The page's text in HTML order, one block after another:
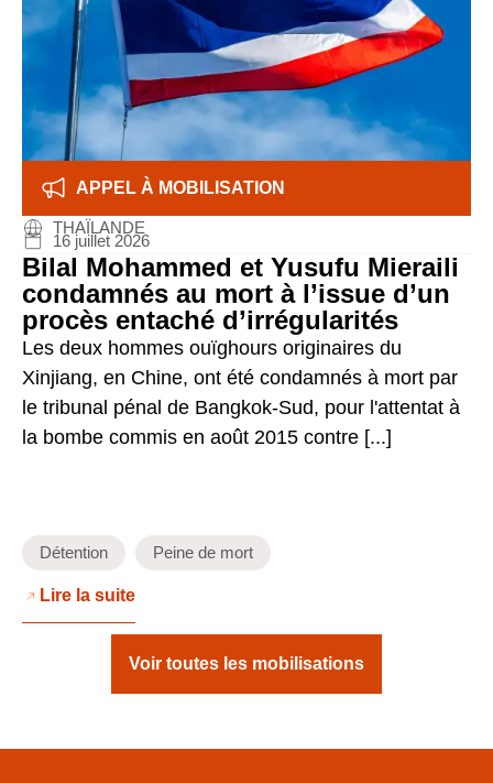
APPEL À MOBILISATION
THAÏLANDE
16 juillet 2026
Bilal Mohammed et Yusufu Mieraili
condamnés au mort à l’issue d’un
procès entaché d’irrégularités
Les deux hommes ouïghours originaires du
Xinjiang, en Chine, ont été condamnés à mort par
le tribunal pénal de Bangkok-Sud, pour l'attentat à
la bombe commis en août 2015 contre [...]
Détention Peine de mort
Lire la suite
Voir toutes les mobilisations